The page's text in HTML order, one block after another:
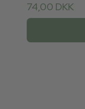
74,00 DKK